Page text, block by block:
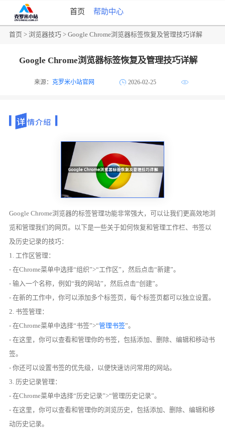
首页 帮助中心
首页 >浏览器技巧 > Google Chrome浏览器标签恢复及管理技巧详解
Google Chrome浏览器标签恢复及管理技巧详解
来源：克罗米小站官网 2026-02-25
Google Chrome浏览器的标签管理功能非常强大，可以让我们更高效地浏
览和管理我们的网页。以下是一些关于如何恢复和管理工作栏、书签以
及历史记录的技巧：
1. 工作区管理：
- 在Chrome菜单中选择“组织”>“工作区”，然后点击“新建”。
- 输入一个名称，例如“我的网站”，然后点击“创建”。
- 在新的工作中，你可以添加多个标签页，每个标签页都可以独立设置。
2. 书签管理：
- 在Chrome菜单中选择“书签”>“管理书签”。
- 在这里，你可以查看和管理你的书签，包括添加、删除、编辑和移动书
签。
- 你还可以设置书签的优先级，以便快速访问常用的网站。
3. 历史记录管理：
- 在Chrome菜单中选择“历史记录”>“管理历史记录”。
- 在这里，你可以查看和管理你的浏览历史，包括添加、删除、编辑和移
动历史记录。